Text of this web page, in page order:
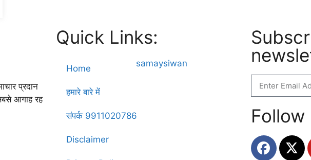
प्रदान
आगाह रह
Quick Links:
Home
हमारे बारे में
संपर्क 9911020786
Disclaimer
Follow